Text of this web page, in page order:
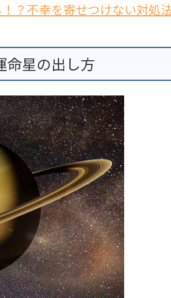
？不幸を寄せつけない対処
命星の出し方